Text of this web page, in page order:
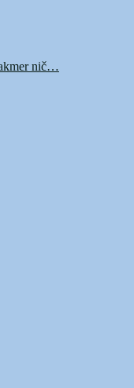
nič…